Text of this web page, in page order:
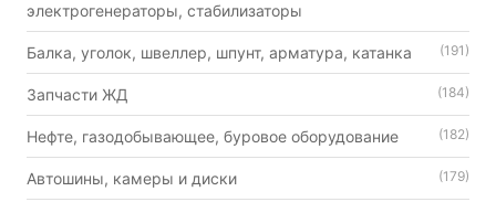
электрогенераторы, стабилизаторы
Балка, уголок, швеллер, шпунт, арматура, катанка (191)
Запчасти ЖД (184)
Нефте, газодобывающее, буровое оборудование (182)
Автошины, камеры и диски (179)